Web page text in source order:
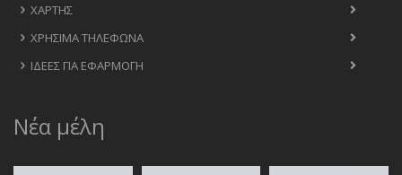
ΧΆΡΤΗΣ
ΧΡΉΣΙΜΑ ΤΗΛΈΦΩΝΑ
ΙΔΈΕΣ ΓΙΑ ΕΦΑΡΜΟΓΉ
Νέα μέλη